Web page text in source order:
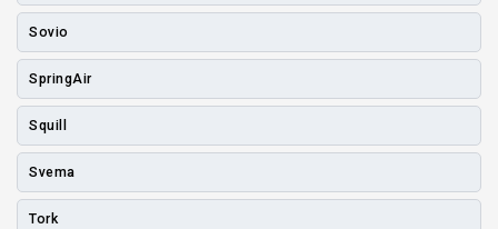
Sovio
SpringAir
Squill
Svema
Tork